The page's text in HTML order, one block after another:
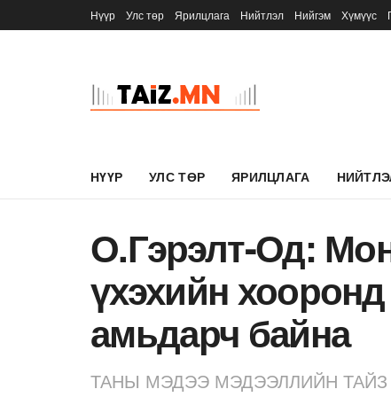
Нүүр Улс төр Ярилцлага Нийтлэл Нийгэм Хүмүүс
НҮҮР УЛС ТӨР ЯРИЛЦЛАГА
О.Гэрэлт-Од:
үхэхийн
амьдарч байна
ТАНЫ МЭДЭЭ МЭДЭЭЛЛИЙН ТАЙЗ